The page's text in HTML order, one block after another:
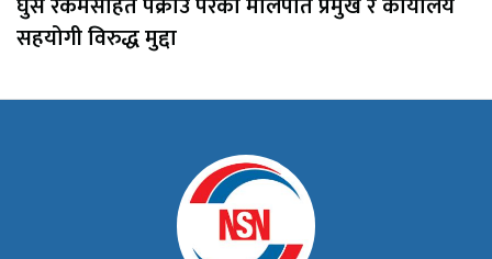
सहयोगी विरुद्ध मुद्दा